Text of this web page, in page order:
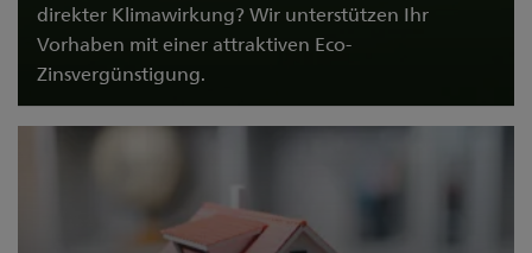
direkter Klimawirkung? Wir unterstützen Ihr
Vorhaben mit einer attraktiven Eco-
Zinsvergünstigung.
Erfahren Sie mehr